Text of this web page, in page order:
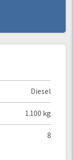
Diesel
1.100 kg
8